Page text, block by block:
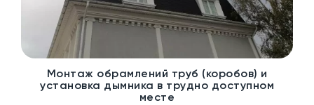
Монтаж обрамлений труб (коробов) и
установка дымника в трудно доступном
месте